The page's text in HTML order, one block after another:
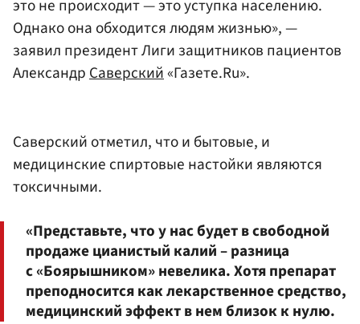
это не происходит — это уступка населению.
Однако она обходится людям жизнью», —
заявил президент Лиги защитников пациентов
АлександрСаверский«Газете.Ru».
Саверский отметил, что и бытовые, и
медицинские спиртовые настойки являются
токсичными.
«Представьте, что у нас будет в свободной
продаже цианистый калий – разница
с «Боярышником» невелика. Хотя препарат
преподносится как лекарственное средство,
медицинский эффект в нем близок к нулю.